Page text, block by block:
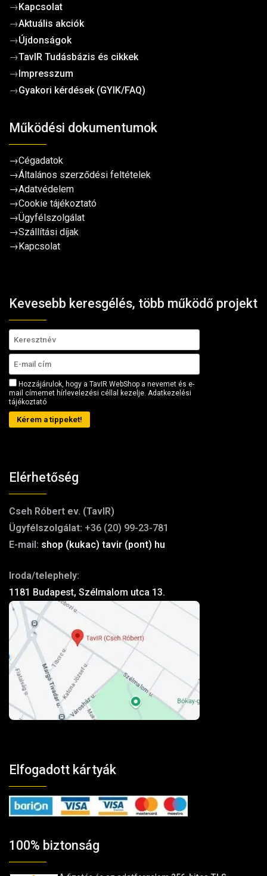
→Kapcsolat
→Aktuális akciók
→Újdonságok
→TavIR Tudásbázis és cikkek
→Impresszum
→Gyakori kérdések (GYIK/FAQ)
Működési dokumentumok
→Cégadatok
→Általános szerződési feltételek
→Adatvédelem
→Cookie tájékoztató
→Ügyfélszolgálat
→Szállítási díjak
→Kapcsolat
Kevesebb keresgélés, több működő projekt
Hozzájárulok, hogy a TavIR WebShop a nevemet és e-
mail címemet hírlevelezési céllal kezelje. Adatkezelési
tájékoztató
Kérem a tippeket!
Elérhetőség
Cseh Róbert ev. (TavIR)
Ügyfélszolgálat: +36 (20) 99-23-781
E-mail: shop (kukac) tavir (pont) hu
Iroda/telephely:
1181 Budapest, Szélmalom utca 13.
Elfogadott kártyák
100% biztonság